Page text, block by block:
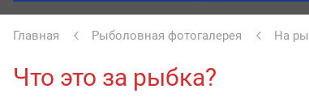
Главная Рыболовная фотогалерея На
Что это за рыбка?